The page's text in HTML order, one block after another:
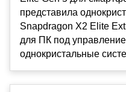
представила
Snapdragon X2 Elite
для ПК под
однокристальные